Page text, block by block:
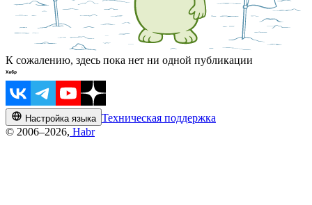
К сожалению, здесь пока нет ни одной публикации
Настройка языка Техническая поддержка
© 2006–2026, Habr